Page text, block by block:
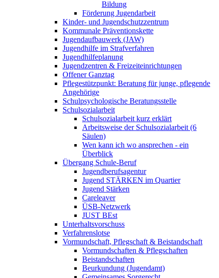
Bildung
Förderung Jugendarbeit
Kinder- und Jugendschutzzentrum
Kommunale Präventionskette
Jugendaufbauwerk (JAW)
Jugendhilfe im Strafverfahren
Jugendhilfeplanung
Jugendzentren & Freizeiteinrichtungen
Offener Ganztag
Pflegestützpunkt: Beratung für junge, pflegende
Angehörige
Schulpsychologische Beratungsstelle
Schulsozialarbeit
Schulsozialarbeit kurz erklärt
Arbeitsweise der Schulsozialarbeit (6
Säulen)
Wen kann ich wo ansprechen - ein
Überblick
Übergang Schule-Beruf
Jugendberufsagentur
Jugend STÄRKEN im Quartier
Jugend Stärken
Careleaver
ÜSB-Netzwerk
JUST BEst
Unterhaltsvorschuss
Verfahrenslotse
Vormundschaft, Pflegschaft & Beistandschaft
Vormundschaften & Pflegschaften
Beistandschaften
Beurkundung (Jugendamt)